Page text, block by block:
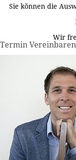
Sie können die
Wir
Termin Vereinbaren